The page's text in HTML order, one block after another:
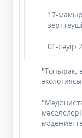
17-
01-сәуір
"Топырақ,